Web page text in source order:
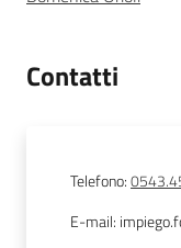
Contatti
Telefono:
E-mail: